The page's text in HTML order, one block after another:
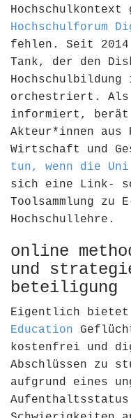
Hochschulforum
fehlen. Seit
Tank, der den
orchestriert. Als
informiert, berät
Akteur*innen
Wirtschaft und
tun, wenn die
sich eine Link-
Toolsammlung zu
Hochschullehre.
online
und
beteiligung
Eigentlich
Education
kostenfrei und
Abschlüssen zu
aufgrund eines